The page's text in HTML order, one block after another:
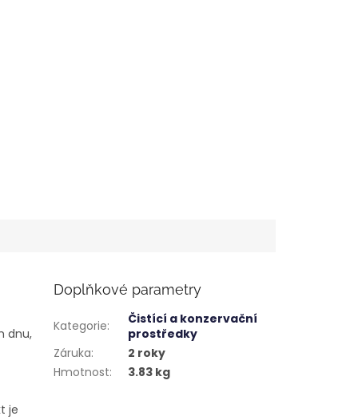
dnu,
je
Doplňkové parametry
Kategorie:
Čistící a konzervační
prostředky
Záruka:
2 roky
Hmotnost: 3.83 kg